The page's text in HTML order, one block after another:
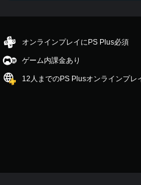
評
は
段
階
中
オンラインプレイにPS Plus必須
ゲーム内課金あり
12人までのPS Plusオンラインプレ